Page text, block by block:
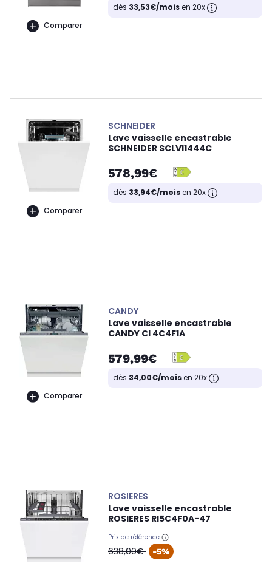
Comparer
dès 33,53€/moisen 20x
Comparer
SCHNEIDER
Lave vaisselle encastrable
SCHNEIDER SCLVI1444C
578,99€
dès 33,94€/moisen 20x
Comparer
CANDY
Lave vaisselle encastrable
CANDY CI 4C4F1A
579,99€
dès 34,00€/moisen 20x
ROSIERES
Lave vaisselle encastrable
ROSIERES RI5C4F0A-47
Prix de référence
oldPrice
638,00€ -5%